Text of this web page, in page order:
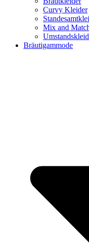
Curvy Kleider
Mix and
Bräutigammode